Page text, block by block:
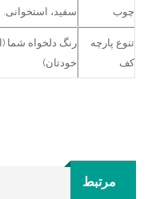
چوب
سفید، استخوانی.
تنوع پارچه
کف
رنگ دلخواه شما
خودتان)
مرتبط